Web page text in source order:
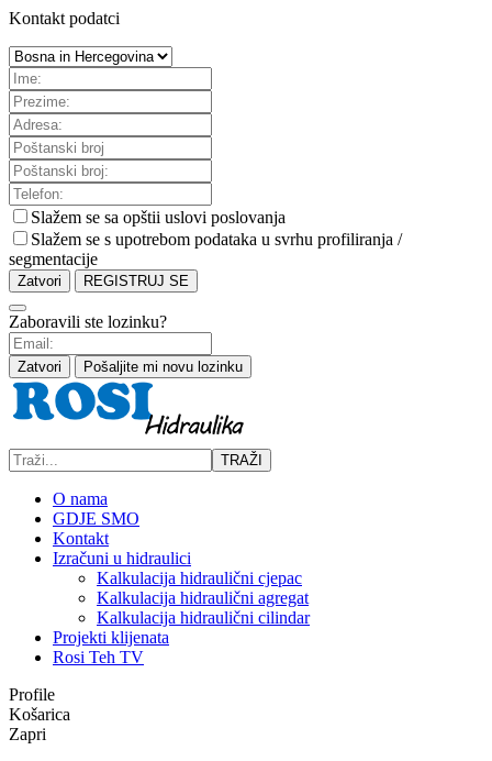
Kontakt podatci
Slažem se sa opštii uslovi poslovanja
Slažem se s upotrebom podataka u svrhu profiliranja /
segmentacije
Zatvori REGISTRUJ SE
Zaboravili ste lozinku?
Zatvori Pošaljite mi novu lozinku
TRAŽI
O nama
GDJE SMO
Kontakt
Izračuni u hidraulici
Kalkulacija hidraulični cjepac
Kalkulacija hidraulični agregat
Kalkulacija hidraulični cilindar
Projekti klijenata
Rosi Teh TV
Profile
Košarica
Zapri